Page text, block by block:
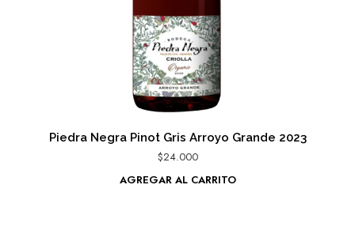
Piedra Negra Pinot Gris Arroyo Grande 2023
$24.000
AGREGAR AL CARRITO